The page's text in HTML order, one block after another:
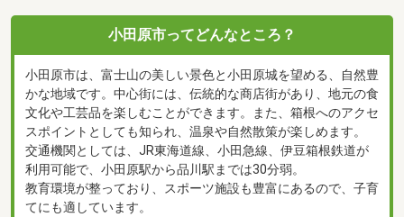
小田原市ってどんなところ？
小田原市は、富士山の美しい景色と小田原城を望める、自然豊
かな地域です。中心街には、伝統的な商店街があり、地元の食
文化や工芸品を楽しむことができます。また、箱根へのアクセ
スポイントとしても知られ、温泉や自然散策が楽しめます。
交通機関としては、JR東海道線、小田急線、伊豆箱根鉄道が
利用可能で、小田原駅から品川駅までは30分弱。
教育環境が整っており、スポーツ施設も豊富にあるので、子育
てにも適しています。